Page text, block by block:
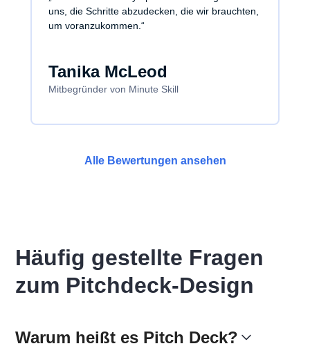
uns, die Schritte abzudecken, die wir brauchten,
um voranzukommen.“
Tanika McLeod
Mitbegründer von Minute Skill
Alle Bewertungen ansehen
Häufig gestellte Fragen
zum Pitchdeck-Design
Warum heißt es Pitch Deck?